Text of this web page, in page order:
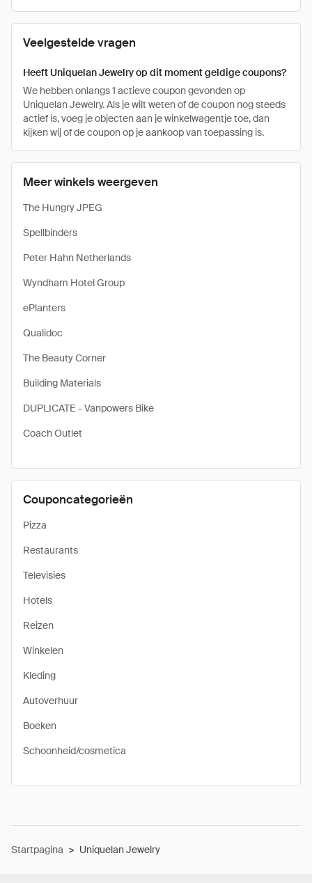
Meer winkels weergeven
The Hungry JPEG
Spellbinders
Peter Hahn Netherlands
Wyndham Hotel Group
ePlanters
Qualidoc
The Beauty Corner
Building Materials
DUPLICATE - Vanpowers Bike
Coach Outlet
Couponcategorieën
Pizza
Restaurants
Televisies
Hotels
Reizen
Winkelen
Kleding
Autoverhuur
Boeken
Schoonheid/cosmetica
Veelgestelde vragen
Heeft Uniquelan Jewelry op dit moment geldige coupons?
We hebben onlangs 1 actieve coupon gevonden op
Uniquelan Jewelry. Als je wilt weten of de coupon nog steeds
actief is, voeg je objecten aan je winkelwagentje toe, dan
kijken wij of de coupon op je aankoop van toepassing is.
Startpagina > Uniquelan Jewelry